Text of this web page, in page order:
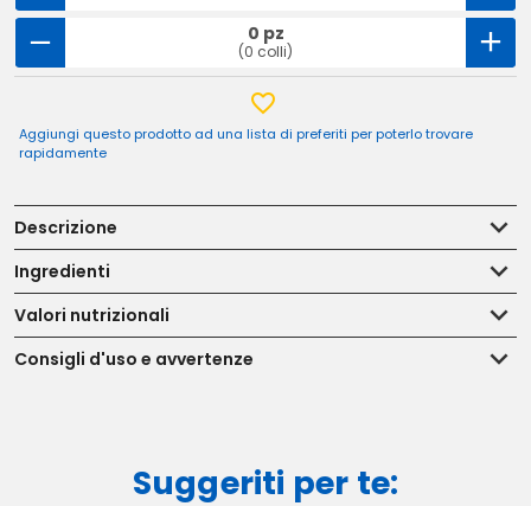
0 pz
(0 colli)
Aggiungi questo prodotto ad una lista di preferiti per poterlo trovare
rapidamente
Descrizione
Ingredienti
Valori nutrizionali
Consigli d'uso e avvertenze
Suggeriti per te: